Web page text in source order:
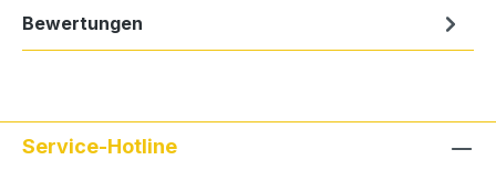
Bewertungen
Service-Hotline